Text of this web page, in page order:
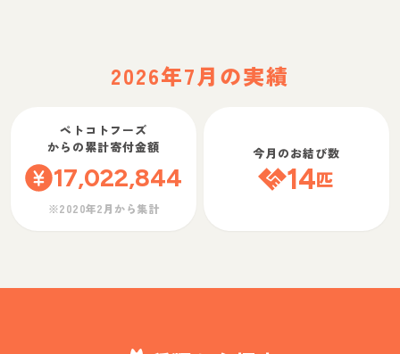
2026年7月の実績
ペトコトフーズ
からの累計寄付金額
17,022,844
※2020年2月から集計
今月のお結び数
14匹